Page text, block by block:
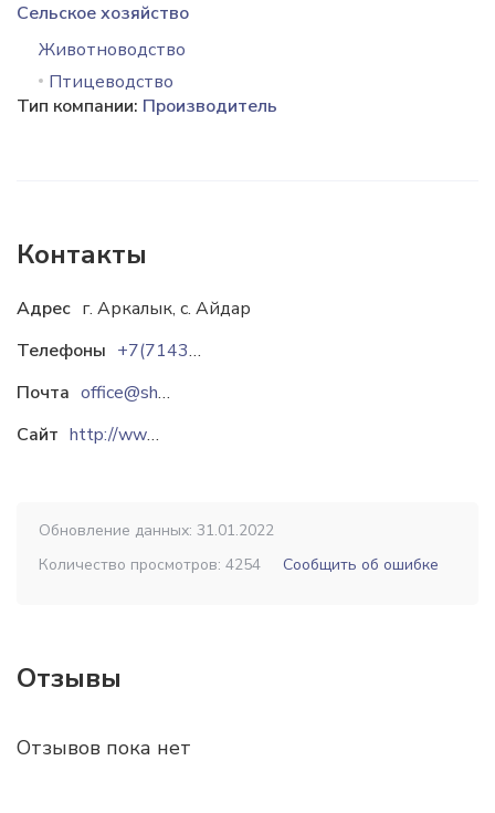
Сельское хозяйство
Животноводство
Птицеводство
Тип компании: Производитель
Контакты
Адрес г. Аркалык, с. Айдар
Телефоны
+7(71430) 7-95-65
Почта
office@shanyrak-group.kz
Сайт
http://www.shanyrak-group.kz
Обновление данных: 31.01.2022
Количество просмотров: 4254
Сообщить об ошибке
Отзывы
Отзывов пока нет